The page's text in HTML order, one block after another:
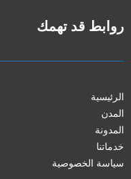
روابط قد تهمك
الرئيسية
المدن
المدونة
خدماتنا
سياسة الخصوصية